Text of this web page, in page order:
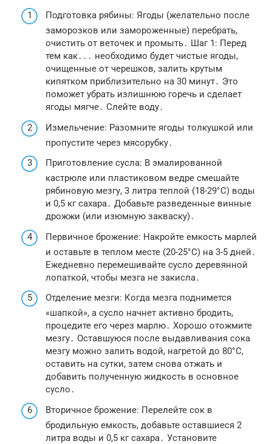
Подготовка рябины: Ягоды (желательно после
заморозков или замороженные) перебрать,
очистить от веточек и промыть․ Шаг 1: Перед
тем как․․․ необходимо будет чистые ягоды,
очищенные от черешков, залить крутым
кипятком приблизительно на 30 минут․ Это
поможет убрать излишнюю горечь и сделает
ягоды мягче․ Слейте воду․
Измельчение: Разомните ягоды толкушкой или
пропустите через мясорубку․
Приготовление сусла: В эмалированной
кастрюле или пластиковом ведре смешайте
рябиновую мезгу, 3 литра теплой (18-29°C) воды
и 0,5 кг сахара․ Добавьте разведенные винные
дрожжи (или изюмную закваску)․
Первичное брожение: Накройте емкость марлей
и оставьте в теплом месте (20-25°C) на 3-5 дней․
Ежедневно перемешивайте сусло деревянной
лопаткой, чтобы мезга не закисла․
Отделение мезги: Когда мезга поднимется
«шапкой», а сусло начнет активно бродить,
процедите его через марлю․ Хорошо отожмите
мезгу․ Оставшуюся после выдавливания сока
мезгу можно залить водой, нагретой до 80°C,
оставить на сутки, затем снова отжать и
добавить полученную жидкость в основное
сусло․
Вторичное брожение: Перелейте сок в
бродильную емкость, добавьте оставшиеся 2
литра воды и 0,5 кг сахара․ Установите